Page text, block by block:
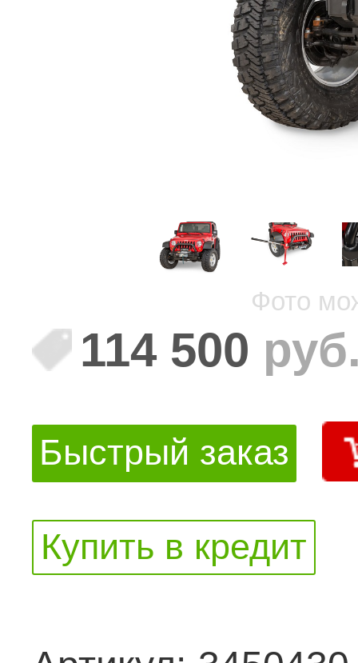
114 500
Быстрый заказ
Купить в кредит
Фото